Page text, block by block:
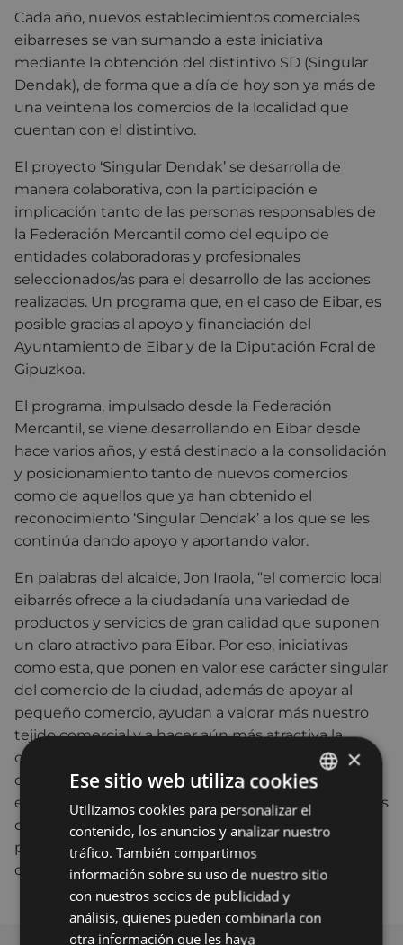
Cada año, nuevos establecimientos comerciales
eibarreses se van sumando a esta iniciativa
mediante la obtención del distintivo SD (Singular
Dendak), de forma que a día de hoy son ya más de
una veintena los comercios de la localidad que
cuentan con el distintivo.
El proyecto ‘Singular Dendak’ se desarrolla de
manera colaborativa, con la participación e
implicación tanto de las personas responsables de
la Federación Mercantil como del equipo de
entidades colaboradoras y profesionales
seleccionados/as para el desarrollo de las acciones
realizadas. Un programa que, en el caso de Eibar, es
posible gracias al apoyo y financiación del
Ayuntamiento de Eibar y de la Diputación Foral de
Gipuzkoa.
El programa, impulsado desde la Federación
Mercantil, se viene desarrollando en Eibar desde
hace varios años, y está destinado a la consolidación
y posicionamiento tanto de nuevos comercios
como de aquellos que ya han obtenido el
reconocimiento ‘Singular Dendak’ a los que se les
continúa dando apoyo y aportando valor.
En palabras del alcalde, Jon Iraola, “el comercio local
eibarrés ofrece a la ciudadanía una variedad de
productos y servicios de gran calidad que suponen
un claro atractivo para Eibar. Por eso, iniciativas
como esta, que ponen en valor ese carácter singular
del comercio de la ciudad, además de apoyar al
pequeño comercio, ayudan a valorar más nuestro
tejido comercial y a hacer aún más atractiva la
oferta. Algo que cobra especial importancia ahora
que la crisis sanitaria ha afectado también a la
economía. Por eso, animo a los comercios eibarreses
que aún no tengan el distintivo a que se sumen al
proyecto, ya que todos ellos tienen algo distinto
que ofrecer. ”.
BASQUE
SPANISH
×
Ese sitio web utiliza cookies
Utilizamos cookies para personalizar el
contenido, los anuncios y analizar nuestro
tráfico. También compartimos
información sobre su uso de nuestro sitio
con nuestros socios de publicidad y
análisis, quienes pueden combinarla con
otra información que les haya